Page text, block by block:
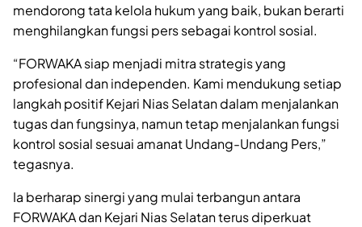
mendorong tata kelola hukum yang baik, bukan berarti
menghilangkan fungsi pers sebagai kontrol sosial.
“FORWAKA siap menjadi mitra strategis yang
profesional dan independen. Kami mendukung setiap
langkah positif Kejari Nias Selatan dalam menjalankan
tugas dan fungsinya, namun tetap menjalankan fungsi
kontrol sosial sesuai amanat Undang-Undang Pers,”
tegasnya.
Ia berharap sinergi yang mulai terbangun antara
FORWAKA dan Kejari Nias Selatan terus diperkuat